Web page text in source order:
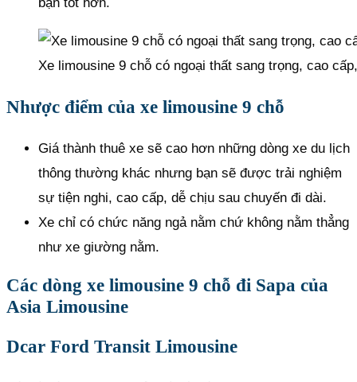
Xe limousine 9 chỗ có ngoại thất sang trọng, cao
Nhược điểm của xe limousine 9 chỗ
Giá thành thuê xe sẽ cao hơn những dòng xe du lịch
thông thường khác nhưng bạn sẽ được trải nghiệm
sự tiện nghi, cao cấp, dễ chịu sau chuyến đi dài.
Xe chỉ có chức năng ngả nằm chứ không nằm thẳng
như xe giường nằm.
Các dòng xe limousine 9 chỗ đi Sapa của
Asia Limousine
Dcar Ford Transit Limousine